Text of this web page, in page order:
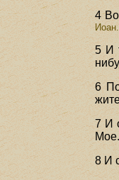
4
5 И
6
7 И
Мое.
8 И